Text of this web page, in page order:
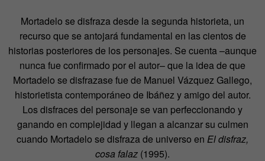
Mortadelo se disfraza desde la segunda historieta, un
recurso que se antojará fundamental en las cientos de
historias posteriores de los personajes. Se cuenta –aunque
nunca fue confirmado por el autor– que la idea de que
Mortadelo se disfrazase fue de Manuel Vázquez Gallego,
historietista contemporáneo de Ibáñez y amigo del autor.
Los disfraces del personaje se van perfeccionando y
ganando en complejidad y llegan a alcanzar su culmen
cuando Mortadelo se disfraza de universo en El disfraz,
cosa falaz (1995).